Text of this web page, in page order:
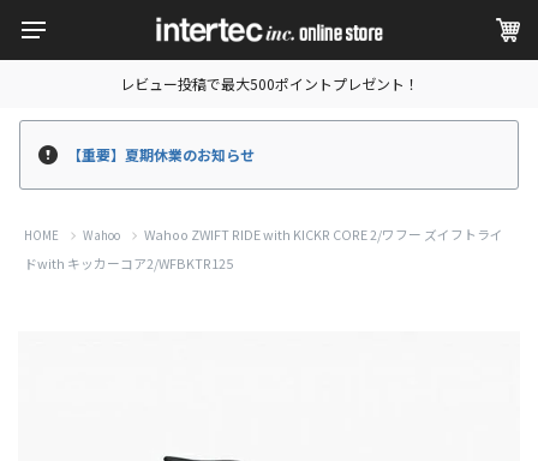
レビュー投稿で最大500ポイントプレゼント！
【重要】夏期休業のお知らせ
HOME Wahoo
Wahoo ZWIFT RIDE with KICKR CORE 2/ワフー ズイフトライ
ドwith キッカーコア2/WFBKTR125